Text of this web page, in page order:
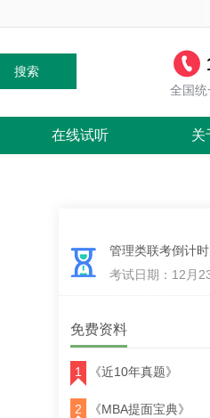
搜索
全国
在线试听 关
管理类联考倒计时
考试日期：12月
免费资料
1 《近10年真题》
2 《MBA提面宝典》